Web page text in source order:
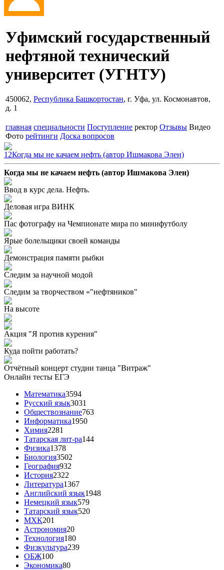
Уфимский государственный
нефтяной технический
университет (УГНТУ)
450062, Республика Башкортостан, г. Уфа, ул. Космонавтов,
д. 1
главная специальности Поступление ректор Отзывы Видео
Фото рейтинги Доска вопросов
12Когда мы не качаем нефть (автор Ишмакова Элен)
Когда мы не качаем нефть (автор Ишмакова Элен)
Ввод в курс дела. Нефть.
Деловая игра ВИНК
Пас фотографу на Чемпионате мира по минифутболу
Ярые болельщики своей команды
Демонстрация памяти рыбки
Следим за научной модой
Следим за творчеством «"нефтяников"
На высоте
Акция "Я против курения"
Куда пойти работать?
Отчётный концерт студии танца "Витраж"
Онлайн тесты ЕГЭ
Математика3594
Русский язык3031
Обществознание763
Информатика1950
Химия2281
Татарская лит-ра144
Физика1378
Биология3502
География932
История2322
Литература1367
Английский язык1948
Немецкий язык579
Татарский язык520
МХК201
Астрономия20
Технология180
Физкультура239
ОБЖ100
Экономика80